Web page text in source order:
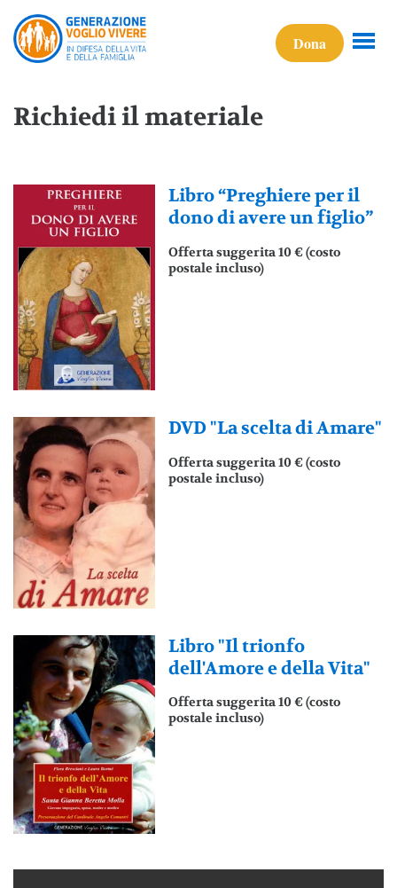
Dona
Richiedi il materiale
Libro “Preghiere per il
dono di avere un figlio”
Offerta suggerita 10 € (costo
postale incluso)
DVD "La scelta di Amare"
Offerta suggerita 10 € (costo
postale incluso)
Libro "Il trionfo
dell'Amore e della Vita"
Offerta suggerita 10 € (costo
postale incluso)